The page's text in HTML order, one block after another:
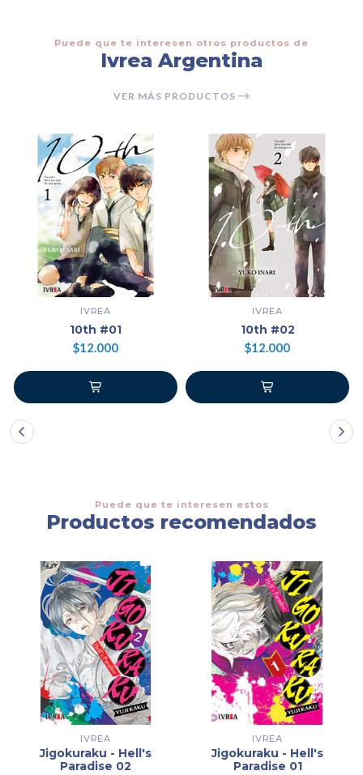
Puede que te interesen otros productos de
Ivrea Argentina
VER MÁS PRODUCTOS
IVREA
10th #01
$12.000
IVREA
10th #02
$12.000
Puede que te interesen estos
Productos recomendados
IVREA
Jigokuraku - Hell's
Paradise 02
IVREA
Jigokuraku - Hell's
Paradise 01